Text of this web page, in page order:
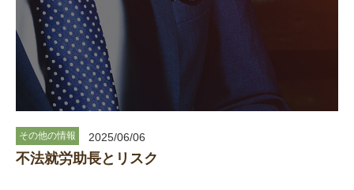
その他の情報 2025/06/06
不法就労助長とリスク